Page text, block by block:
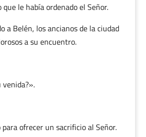
le había ordenado el Señor.
a Belén, los ancianos de la ciudad
a su encuentro.
venida?».
ofrecer un sacrificio al Señor.